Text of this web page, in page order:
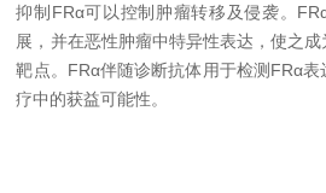
抑制FRα可以控制肿瘤转移及侵袭。
展，并在恶性肿瘤中特异性表达，使之
靶点。FRα伴随诊断抗体用于检测FRα
疗中的获益可能性。